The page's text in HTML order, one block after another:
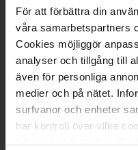
För att förbättra din
våra samarbetspartners
Cookies möjliggör
analyser och tillgång till
även för personliga
medier och på nätet.
surfvanor och enheter
har kontroll över vilka
tekniskt nödvändiga.
Ring
Maila